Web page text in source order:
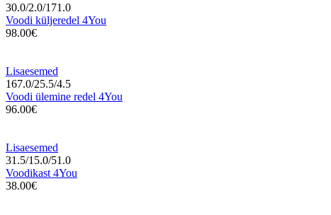
30.0/2.0/171.0
Voodi küljeredel 4You
98.00€
Lisaesemed
167.0/25.5/4.5
Voodi ülemine redel 4You
96.00€
Lisaesemed
31.5/15.0/51.0
Voodikast 4You
38.00€